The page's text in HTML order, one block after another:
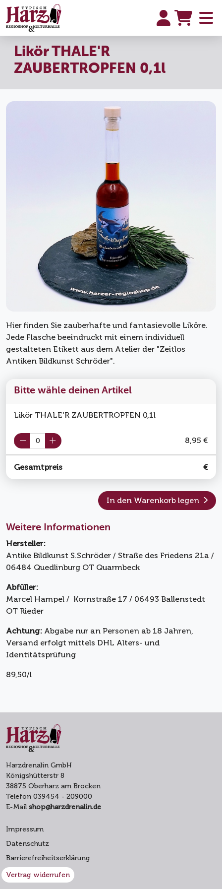
Likör THALE'R
ZAUBERTROPFEN 0,1l
Hier finden Sie zauberhafte und fantasievolle Liköre.
Jede Flasche beeindruckt mit einem individuell
gestalteten Etikett aus dem Atelier der "Zeitlos
Antiken Bildkunst Schröder".
Bitte wähle deinen Artikel
Likör THALE'R ZAUBERTROPFEN 0,1l
8,95 €
Gesamtpreis €
In den Warenkorb legen
Weitere Informationen
Hersteller:
Antike Bildkunst S.Schröder / Straße des Friedens 21a /
06484 Quedlinburg OT Quarmbeck
Abfüller:
Marcel Hampel / Kornstraße 17 / 06493 Ballenstedt
OT Rieder
Achtung: Abgabe nur an Personen ab 18 Jahren,
Versand erfolgt mittels DHL Alters- und
Identitätsprüfung
89,50/l
Harzdrenalin GmbH
Königshütterstr 8
38875 Oberharz am Brocken
Telefon 039454 - 209000
E-Mail shop@harzdrenalin.de
Impressum
Datenschutz
Barrierefreiheitserklärung
Vertrag widerrufen